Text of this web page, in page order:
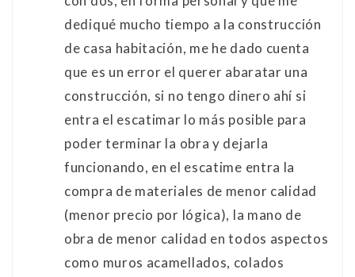
dediqué mucho tiempo a la construcción
de casa habitación, me he dado cuenta
que es un error el querer abaratar una
construcción, si no tengo dinero ahí si
entra el escatimar lo más posible para
poder terminar la obra y dejarla
funcionando, en el escatime entra la
compra de materiales de menor calidad
(menor precio por lógica), la mano de
obra de menor calidad en todos aspectos
como muros acamellados, colados